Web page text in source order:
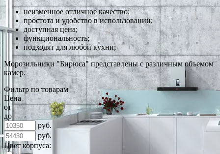
неизменное отличное качество;
простота и удобство в использовании;
доступная цена;
функциональность;
подходят для любой кухни;
Морозильники "Бирюса" представлены с различным объемом
камер.
Фильтр по товарам
Цена
от
до
руб.
руб.
Цвет корпуса: